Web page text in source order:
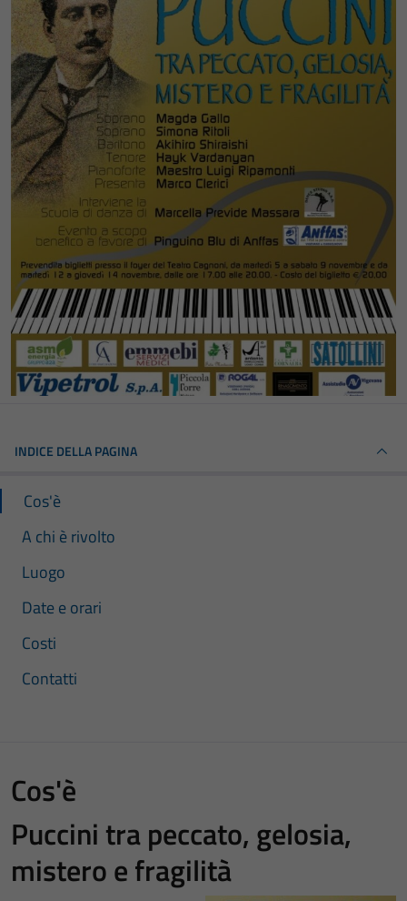
INDICE DELLA PAGINA
Cos'è
A chi è rivolto
Luogo
Date e orari
Costi
Contatti
Cos'è
Puccini tra peccato, gelosia,
mistero e fragilità